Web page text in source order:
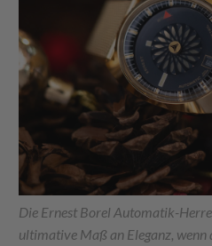
Die Ernest Borel Automatik-
ultimative Maß an Eleganz, wenn